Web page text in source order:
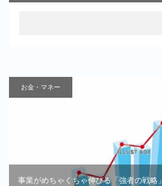
お金・マネー
事業がめちゃくちゃ伸びる「強者の戦略」